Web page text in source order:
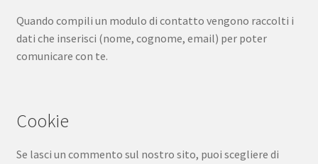
Quando compili un modulo di contatto vengono raccolti i
dati che inserisci (nome, cognome, email) per poter
comunicare con te.
Cookie
Se lasci un commento sul nostro sito, puoi scegliere di